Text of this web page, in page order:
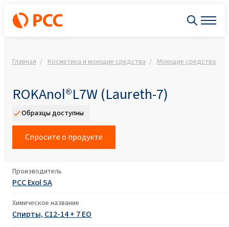
Главная Косметика и моющие средства Моющие средства
ROKAnol®L7W (Laureth-7)
Образцы доступны
Спросите о продукте
Производитель
PCC Exol SA
Химическое название
Спирты, С12-14 + 7 ЕО